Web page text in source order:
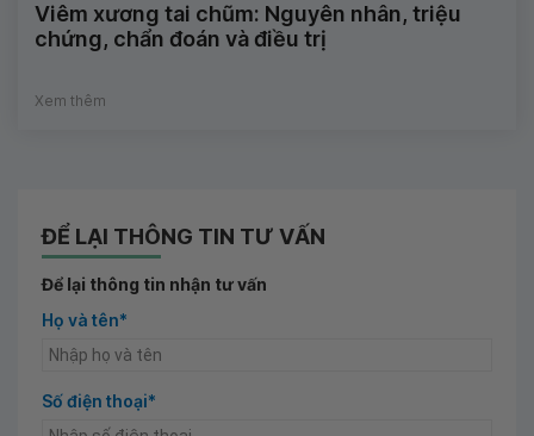
Viêm xương tai chũm: Nguyên nhân, triệu
chứng, chẩn đoán và điều trị
Xem thêm
ĐỂ LẠI THÔNG TIN TƯ VẤN
Để lại thông tin nhận tư vấn
Họ và tên*
Số điện thoại*